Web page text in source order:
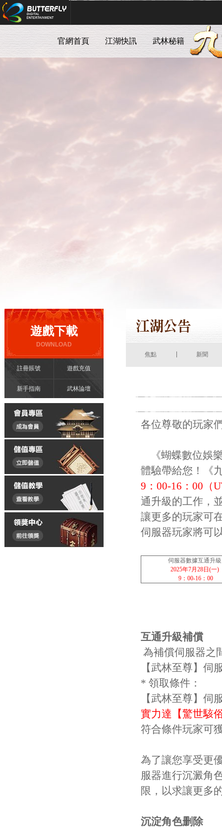
官網首頁 江湖快訊 武林秘籍
遊戲下載
DOWNLOAD
註冊賬號 遊戲充值
新手指南 武林論壇
焦點 新聞
各位尊敬的玩家
《蝴蝶數位娛
體驗帶給您！《
9：00-16：00（
通升級的工作，
讓更多的玩家可
伺服器玩家將可
伺服器數據互通升級
2025年7月28日(一)
9：00-16：00
互通升級補償
為補償伺服器之
【武林至尊】伺
* 領取條件：
【武林至尊】伺
實力達【驚世駭
符合條件玩家可
為了讓您享受更
服器進行沉澱角
限，以求讓更多
沉淀角色删除